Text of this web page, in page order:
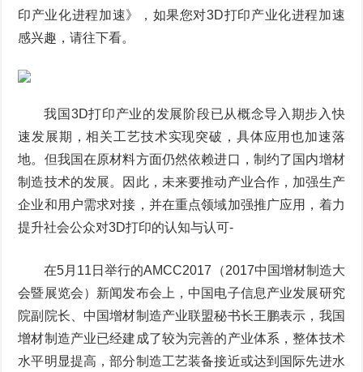
印产业化进程加速》，如果您对3D打印产业化进程加速
感兴趣，请往下看。
我国3D打印产业的发展阶段已从概念导入期步入快
速发展期，相关工艺技术实现突破，具体应用也加速落
地。但我国在原材料方面仍然依赖进口，制约了国内增材
制造技术的发展。因此，未来要推动产业合作，加强生产
企业和用户需求对接，并在重点领域加强推广应用，着力
提升社会公众对3D打印的认知与认可-
在5月11日举行的AMCC2017（2017中国增材制造大
会暨展览会）新闻发布会上，中国电子信息产业发展研究
院副院长、中国增材制造产业联盟秘书长王鹏表示，我国
增材制造产业已经建成了较为完善的产业体系，整体技术
水平明显提高，部分制造工艺装备接近或达到国际先进水